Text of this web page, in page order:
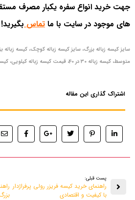
جهت خرید انواع سفره یکبار مصرف
های موجود در سایت با ما تماس بگیرید!
سایز کیسه زباله بزرگ، سایز کیسه زباله کوچک، کیسه زباله
متوسط، کیسه زباله 30 در 40، قیمت کیسه زباله کیلویی، کیسه زباله رولی، قیمت کیسه زباله فله
اشتراک گذاری این مقاله
پست قبلی:
راهنمای خرید کیسه فریزر رولی پرفراژدار
با کیفیت و اقتصادی